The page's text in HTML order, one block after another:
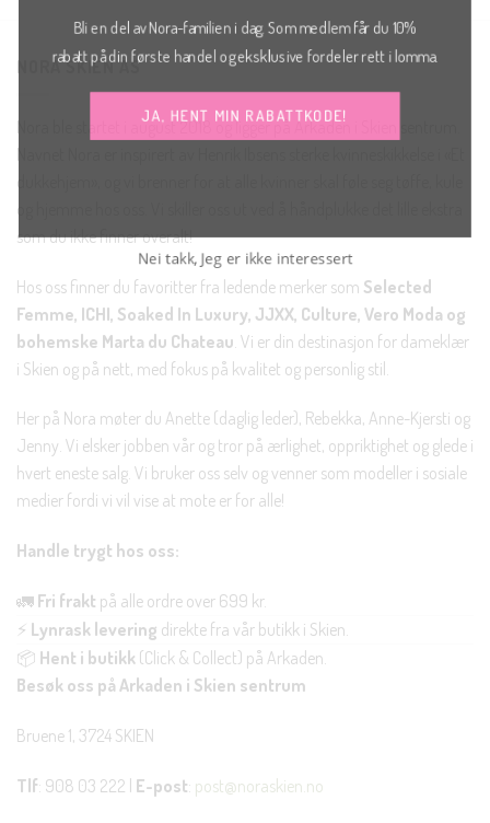
NORA SKIEN AS
Nora ble startet i august 2018 og ligger på Arkaden i Skien sentrum.
Navnet Nora er inspirert av Henrik Ibsens sterke kvinneskikkelse i «Et
dukkehjem», og vi brenner for at alle kvinner skal føle seg tøffe, kule
og hjemme hos oss. Vi skiller oss ut ved å håndplukke det lille ekstra
som du ikke finner overalt!
Hos oss finner du favoritter fra ledende merker som Selected
Femme, ICHI, Soaked In Luxury, JJXX, Culture, Vero Moda og
bohemske Marta du Chateau . Vi er din destinasjon for dameklær
i Skien og på nett, med fokus på kvalitet og personlig stil.
Her på Nora møter du Anette (daglig leder), Rebekka, Anne-Kjersti og
Jenny. Vi elsker jobben vår og tror på ærlighet, oppriktighet og glede i
hvert eneste salg. Vi bruker oss selv og venner som modeller i sosiale
medier fordi vi vil vise at mote er for alle!
Handle trygt hos oss:
🚛 Fri frakt på alle ordre over 699 kr.
⚡ Lynrask levering direkte fra vår butikk i Skien.
📦 Hent i butikk (Click & Collect) på Arkaden.
Besøk oss på Arkaden i Skien sentrum
Bruene 1, 3724 SKIEN
Tlf: 908 03 222 | E-post: post@noraskien.no
Bli en del av Nora-familien i dag. Som medlem får du 10%
rabatt på din første handel og eksklusive fordeler rett i lomma.
JA, HENT MIN RABATTKODE!
Nei takk, Jeg er ikke interessert